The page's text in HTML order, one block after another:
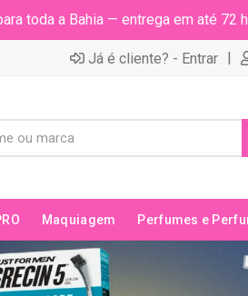
toda a Bahia — entrega em até 72
Já é cliente? - Entrar |
Maquiagem Perfumes e